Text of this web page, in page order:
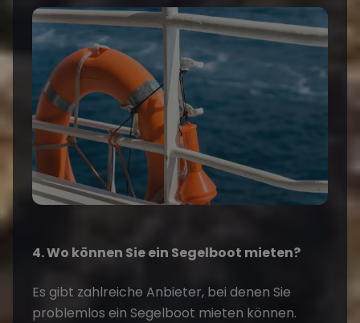
4. Wo können Sie ein Segelboot mieten?
Es gibt zahlreiche Anbieter, bei denen Sie
problemlos ein Segelboot mieten können.